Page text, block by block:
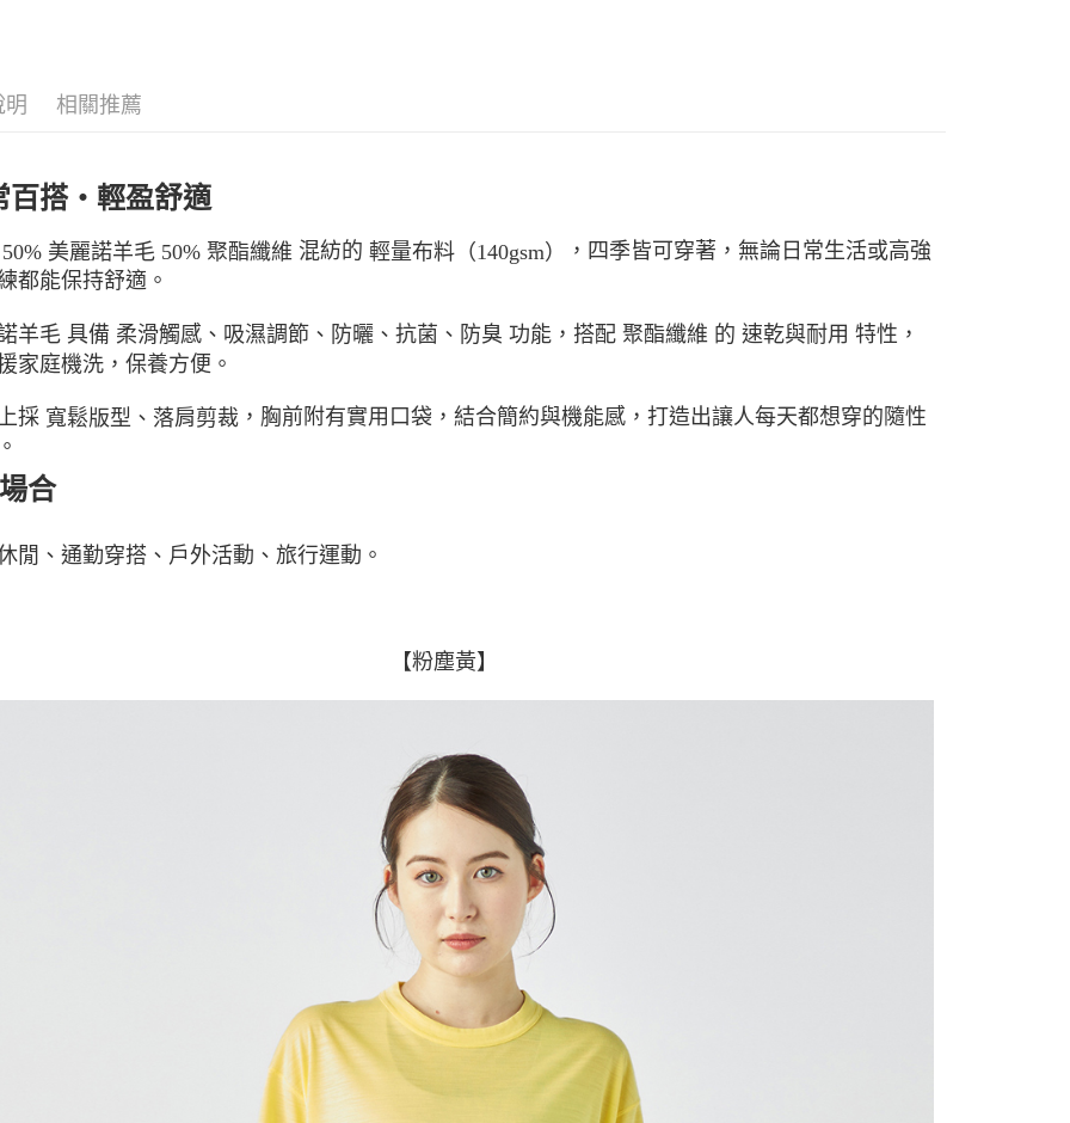
每筆NT$100，滿NT$2,000(含以上)免運費
明 相關推薦
百搭・輕盈舒適
50% 美麗諾羊毛 50% 聚酯纖維 混紡的輕量布料（140gsm）
，四季皆可穿著，無論日常生活或高強
都能保持舒適。
羊毛 具備 柔滑觸感、吸濕調節、防曬、抗菌、防臭 功能，搭配聚酯纖維 的速乾與耐用 特性，
家庭機洗，保養方便。
採 寬鬆版型、落肩剪裁 ，胸前附有實用口袋，結合簡約與機能感，打造出讓人每天都想穿的隨性
合
閒、通勤穿搭、戶外活動、旅行運動。
【粉塵黃】